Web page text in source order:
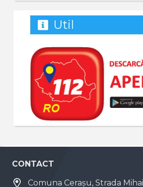
Util
CONTACT
Comuna Cerașu, Strada